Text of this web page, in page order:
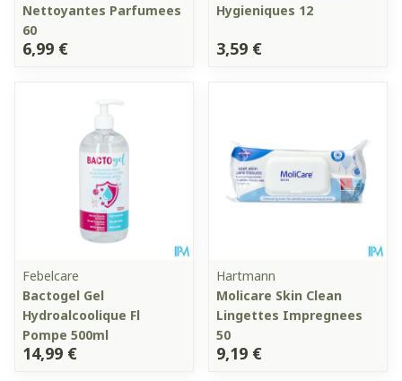
Nettoyantes Parfumees
60
6,99 €
Hygieniques 12
3,59 €
Febelcare
Bactogel Gel
Hydroalcoolique Fl
Pompe 500ml
14,99 €
Hartmann
Molicare Skin Clean
Lingettes Impregnees
50
9,19 €